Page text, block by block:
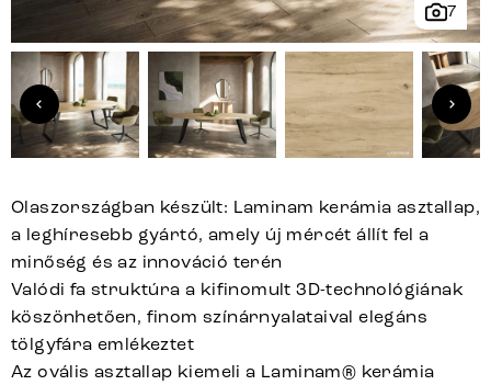
7
Olaszországban készült: Laminam kerámia asztallap,
a leghíresebb gyártó, amely új mércét állít fel a
minőség és az innováció terén
Valódi fa struktúra a kifinomult 3D-technológiának
köszönhetően, finom színárnyalataival elegáns
tölgyfára emlékeztet
Az ovális asztallap kiemeli a Laminam® kerámia